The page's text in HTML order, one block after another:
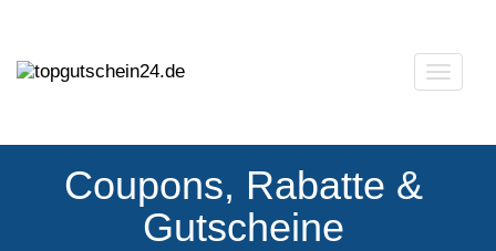
Coupons, Rabatte &
Gutscheine